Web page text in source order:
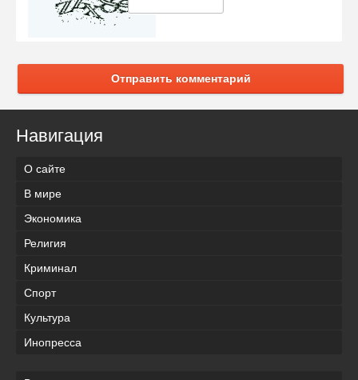
Отправить комментарий
Навигация
О сайте
В мире
Экономика
Религия
Криминал
Спорт
Культура
Инопресса